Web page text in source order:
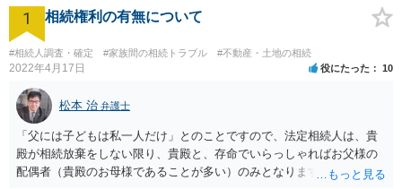
1 相続権利の有無について
#相続人調査・確定 #家族間の相続トラブル #不動産・土地の相続
2022年4月17日 役にたった 10
松本 治 弁護士
「父には子どもは私一人だけ」とのことですので、法定相続人は、貴
殿が相続放棄をしない限り、貴殿と、存命でいらっしゃればお父様の
配偶者（貴殿のお母様であることが多い）のみとなります。遺言がな